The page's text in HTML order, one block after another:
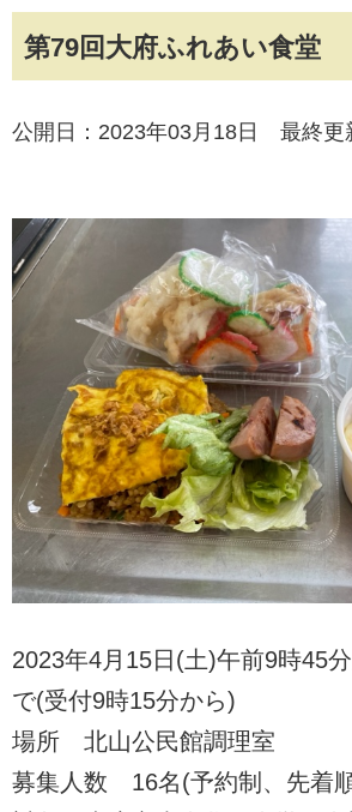
第79回大府ふれあい食堂
公開日：2023年03月18日 最終更
2023年4月15日(土)午前9時45
で(受付9時15分から)
場所 北山公民館調理室
募集人数 16名(予約制、先着